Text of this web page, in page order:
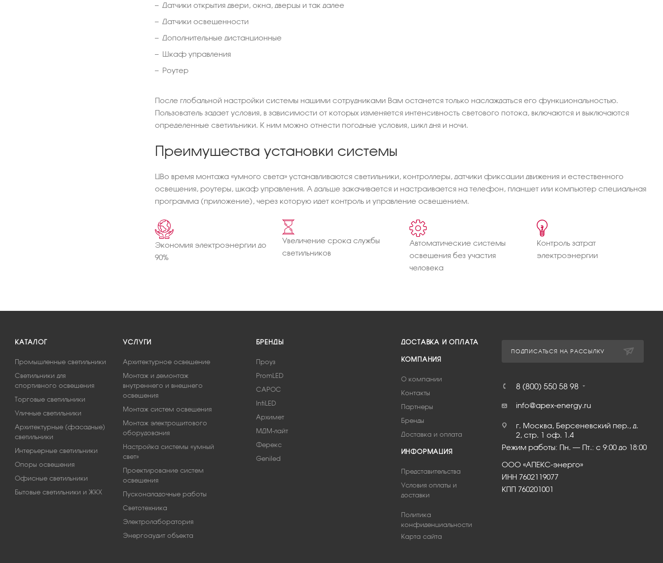
Датчики открытия двери, окна, дверцы и так далее
Датчики освещенности
Дополнительные дистанционные
Шкаф управления
Роутер
После глобальной настройки системы нашими сотрудниками Вам останется только наслаждаться его функциональностью.
Пользователь задает условия, в зависимости от которых изменяется интенсивность светового потока, включаются и выключаются
определенные светильники. К ним можно отнести погодные условия, цикл дня и ночи.
Преимущества установки системы
ЦВо время монтажа «умного света» устанавливаются светильники, контроллеры, датчики фиксации движения и естественного
освещения, роутеры, шкаф управления. А дальше закачивается и настраивается на телефон, планшет или компьютер специальная
программа (приложение), через которую идет контроль и управление освещением.
Экономия электроэнергии до
90%
Увеличение срока службы
светильников
Автоматические системы
освещения без участия
человека
Контроль затрат
электроэнергии
КАТАЛОГ
Промышленные светильники
Светильники для
спортивного освещения
Торговые светильники
Уличные светильники
Архитектурные (фасадные)
светильники
Интерьерные светильники
Опоры освещения
Офисные светильники
Бытовые светильники и ЖКХ
УСЛУГИ
Архитектурное освещение
Монтаж и демонтаж
внутреннего и внешнего
освещения
Монтаж систем освещения
Монтаж электрощитового
оборудования
Настройка системы «умный
свет»
Проектирование систем
освещения
Пусконаладочные работы
Светотехника
Электролаборатория
Энергоаудит объекта
БРЕНДЫ
Проуз
PromLED
САРОС
IntiLED
Архимет
МДМ-лайт
Ферекс
Geniled
ДОСТАВКА И ОПЛАТА
КОМПАНИЯ
О компании
Контакты
Партнеры
Бренды
Доставка и оплата
ИНФОРМАЦИЯ
Представительства
Условия оплаты и
доставки
Политика
конфиденциальности
Карта сайта
ПОДПИСАТЬСЯ НА РАССЫЛКУ
8 (800) 550 58 98
info@apex-energy.ru
г. Москва, Берсеневский пер., д.
2, стр. 1 оф. 1.4
Режим работы: Пн. – Пт.: с 9:00 до 18:00
ООО «АПЕКС-энерго»
ИНН 7602119077
КПП 760201001